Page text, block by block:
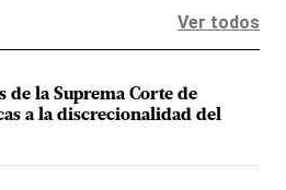
Ver todos
de la Suprema Corte de
a la discrecionalidad del